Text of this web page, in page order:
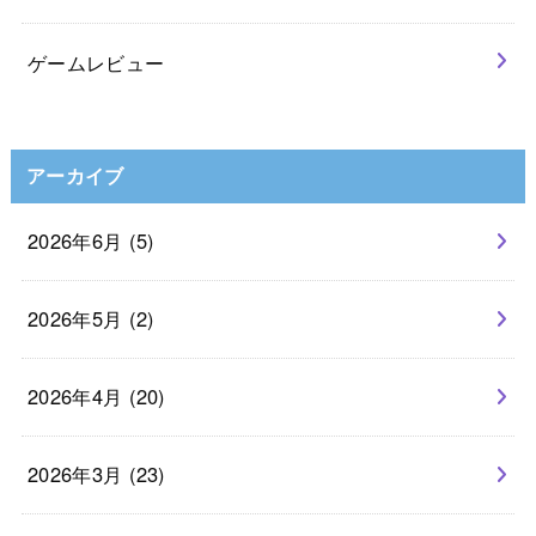
ゲームレビュー
アーカイブ
2026年6月 (5)
2026年5月 (2)
2026年4月 (20)
2026年3月 (23)